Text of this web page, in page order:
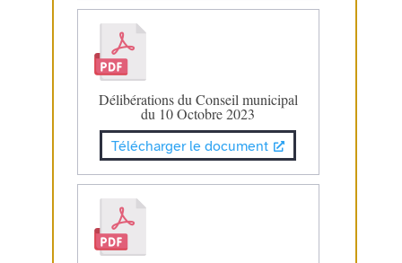
Délibérations du Conseil municipal
du 10 Octobre 2023
Télécharger le document